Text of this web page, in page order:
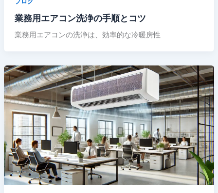
業務用エアコン洗浄の手順とコツ
業務用エアコンの洗浄は、効率的な冷暖房性